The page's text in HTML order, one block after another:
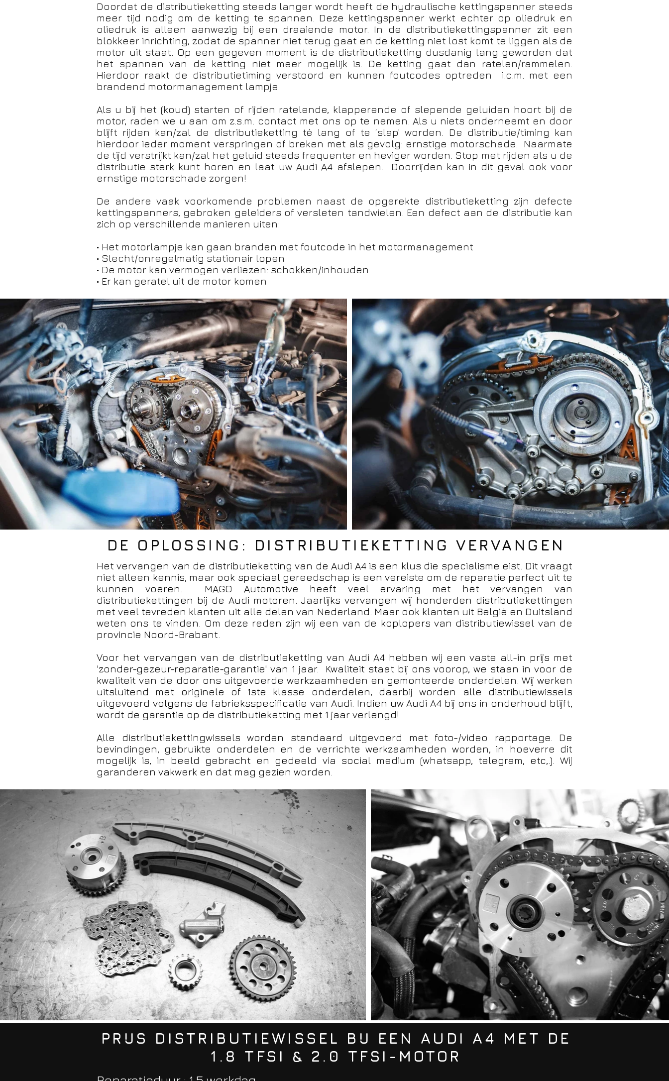
Doordat de distributieketting steeds langer wordt heeft de hydraulische kettingspanner steeds
meer tijd nodig om de ketting te spannen. Deze kettingspanner werkt echter op oliedruk en
oliedruk is alleen aanwezig bij een draaiende motor. In de distributiekettingspanner zit een
blokkeer inrichting, zodat de spanner niet terug gaat en de ketting niet lost komt te liggen als de
motor uit staat. Op een gegeven moment is de distributieketting dusdanig lang geworden dat
het spannen van de ketting niet meer mogelijk is. De ketting gaat dan ratelen/rammelen.
Hierdoor raakt de distributietiming verstoord en kunnen foutcodes optreden i.c.m. met een
brandend motormanagement lampje.
Als u bij het (koud) starten of rijden ratelende, klapperende of slepende geluiden hoort bij de
motor, raden we u aan om z.s.m. contact met ons op te nemen. Als u niets onderneemt en door
blijft rijden kan/zal de distributieketting té lang of te ‘slap’ worden. De distributie/timing kan
hierdoor ieder moment verspringen of breken met als gevolg: ernstige motorschade. Naarmate
de tijd verstrijkt kan/zal het geluid steeds frequenter en heviger worden. Stop met rijden als u de
distributie sterk kunt horen en laat uw Audi A4 afslepen. Doorrijden kan in dit geval ook voor
ernstige motorschade zorgen!
De andere vaak voorkomende problemen naast de opgerekte distributieketting zijn defecte
kettingspanners, gebroken geleiders of versleten tandwielen. Een defect aan de distributie kan
zich op verschillende manieren uiten:
• Het motorlampje kan gaan branden met foutcode in het motormanagement
• Slecht/onregelmatig stationair lopen
• De motor kan vermogen verliezen: schokken/inhouden
• Er kan geratel uit de motor komen
DE OPLOSSING: DISTRIBUTIEKETTING VERVANGEN
Het vervangen van de distributieketting van de Audi A4 is een klus die specialisme eist. Dit vraagt
niet alleen kennis, maar ook speciaal gereedschap is een vereiste om de reparatie perfect uit te
kunnen voeren. MAGO Automotive heeft veel ervaring met het vervangen van
distributiekettingen bij de Audi motoren. Jaarlijks vervangen wij honderden distributiekettingen
met veel tevreden klanten uit alle delen van Nederland. Maar ook klanten uit België en Duitsland
weten ons te vinden. Om deze reden zijn wij een van de koplopers van distributiewissel van de
provincie Noord-Brabant.
Voor het vervangen van de distributieketting van Audi A4 hebben wij een vaste all-in prijs met
'zonder-gezeur-reparatie-garantie' van 1 jaar. Kwaliteit staat bij ons voorop, we staan in voor de
kwaliteit van de door ons uitgevoerde werkzaamheden en gemonteerde onderdelen. Wij werken
uitsluitend met originele of 1ste klasse onderdelen, daarbij worden alle distributiewissels
uitgevoerd volgens de fabrieksspecificatie van Audi. Indien uw Audi A4 bij ons in onderhoud blijft,
wordt de garantie op de distributieketting met 1 jaar verlengd!
Alle distributiekettingwissels worden standaard uitgevoerd met foto-/video rapportage. De
bevindingen, gebruikte onderdelen en de verrichte werkzaamheden worden, in hoeverre dit
mogelijk is, in beeld gebracht en gedeeld via social medium (whatsapp, telegram, etc,.). Wij
garanderen vakwerk en dat mag gezien worden.
PRIJS DISTRIBUTIEWISSEL BIJ EEN AUDI A4 MET DE
1.8 TFSI & 2.0 TFSI-MOTOR